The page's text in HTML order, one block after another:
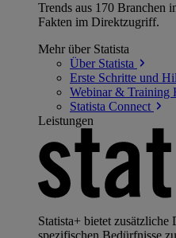
Trends aus 170 Branchen
Fakten im Direktzugriff.
Mehr über Statista
Über Statista
Erste Schritte und
Webinar & Training
Statista Connect
Leistungen
Statista+ bietet
spezifischen Bedürfnisse